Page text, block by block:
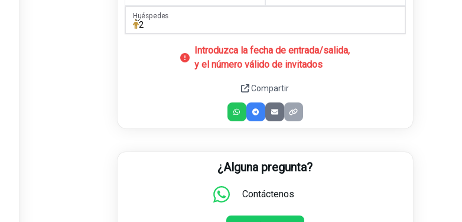
Huéspedes
Huéspedes
2
Introduzca la fecha de entrada/salida,
y el número válido de invitados
Compartir
¿Alguna pregunta?
Contáctenos